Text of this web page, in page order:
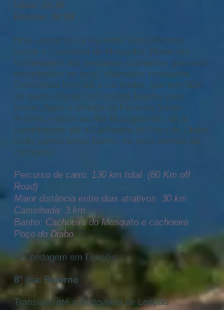
Início: 08:30
Retorno: 18:00
Hoje vamos até a Fazenda Santo Antonio,
visitar a Cachoeira do Mosquito! Nome em
homenagem aos pequenos diamantes que eram
encontrados no local, chamados mosquitos.
Caminhada leve até a cachoeira, que tem 50m
de queda dágua, com muitos lugares para
banho. Após o almoço na Fazenda Santo
Antônio, vamos ao Rio Mucugezinho, de lá
caminhamos até a Cachoeira do Poço do Diabo,
onde vamos tomar banho, no poço incrível da
cachoeira.
Percurso de carro: 130 km total (80 Km off
Road)
Maior distância entre dois atrativos: 30 km
Caminhada: 3 km
Banho: Cachoeira do Mosquito e cachoeira
Poço do Diabo
Hospedagem em Lençóis
8° dia: Retorno
Translado até a Rodoviária de Lençóis